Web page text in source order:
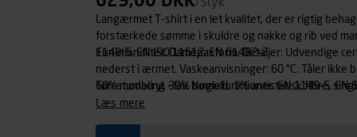
Langærmet T-shirt i en let kvalitet, der er rigtig
forstærkede sømme i skuldre og nakke og rib ved
1149-5, EN ISO 11612, EN 61482-2.
Funktionalitet: Damepasform. Detaljer: Udvendige
nederst i ærmet. Vaskeanvisninger: 60 °C. Tåler ikke
Tørretumbling - lav. Nøglefunktioner: EN 1149-5.
Industriarbejder. Servicearbejder. Stof: Blå. Sort.
60% modacryl, 39% bomuld, 1% antistatisk fibre,
læs mere